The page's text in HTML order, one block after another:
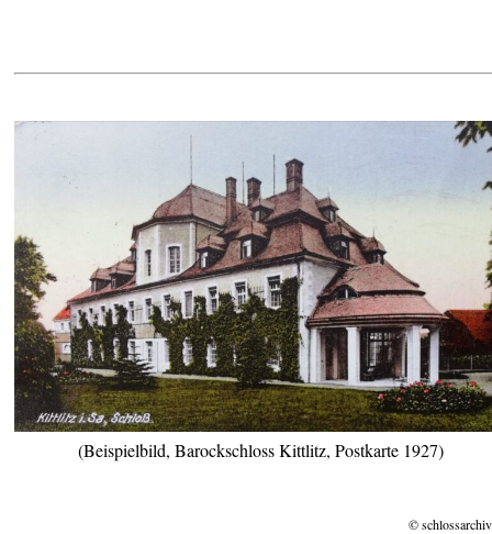
(Beispielbild, Barockschloss Kittlitz, Postkarte 1927)
©